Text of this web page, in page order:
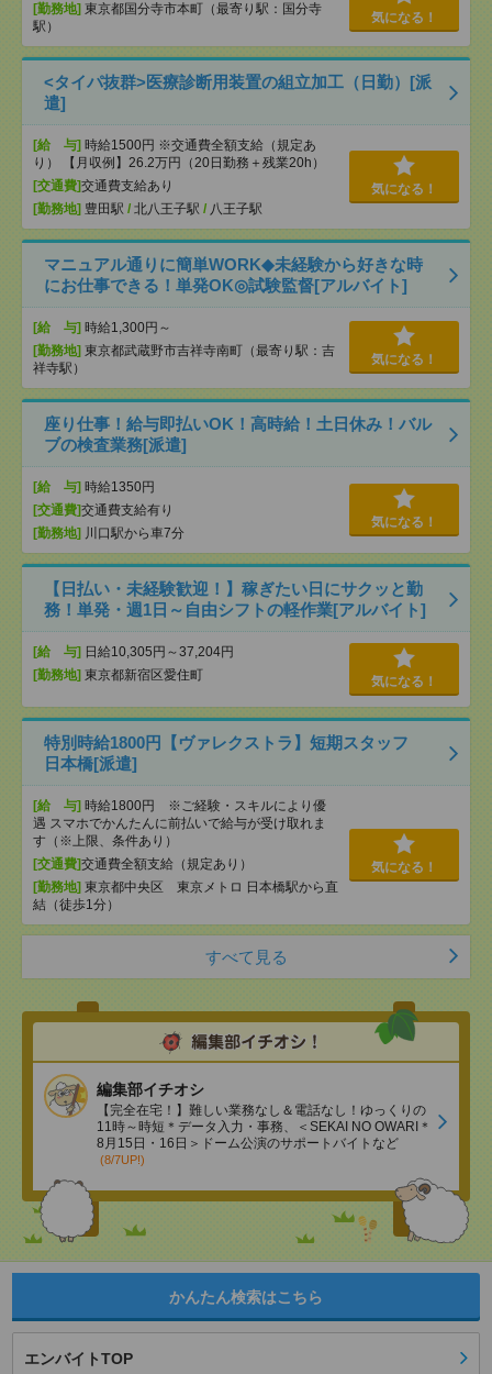
[勤務地] 東京都国分寺市本町（最寄り駅：国分寺
駅）
気になる！
<タイパ抜群>医療診断用装置の組立加工（日勤）[派
遣]
[給 与] 時給1500円 ※交通費全額支給（規定あ
り） 【月収例】26.2万円（20日勤務＋残業20h）
[交通費]交通費支給あり
[勤務地] 豊田駅 / 北八王子駅 / 八王子駅
気になる！
マニュアル通りに簡単WORK◆未経験から好きな時
にお仕事できる！単発OK◎試験監督[アルバイト]
[給 与] 時給1,300円～
[勤務地] 東京都武蔵野市吉祥寺南町（最寄り駅：吉
祥寺駅）
気になる！
座り仕事！給与即払いOK！高時給！土日休み！バル
ブの検査業務[派遣]
[給 与] 時給1350円
[交通費]交通費支給有り
[勤務地] 川口駅から車7分
気になる！
【日払い・未経験歓迎！】稼ぎたい日にサクッと勤
務！単発・週1日～自由シフトの軽作業[アルバイト]
[給 与] 日給10,305円～37,204円
[勤務地] 東京都新宿区愛住町 気になる！
特別時給1800円【ヴァレクストラ】短期スタッフ
日本橋[派遣]
[給 与] 時給1800円 ※ご経験・スキルにより優
遇 スマホでかんたんに前払いで給与が受け取れま
す（※上限、条件あり）
[交通費]交通費全額支給（規定あり）
[勤務地] 東京都中央区 東京メトロ 日本橋駅から直
結（徒歩1分）
気になる！
すべて見る
編集部イチオシ
【完全在宅！】難しい業務なし＆電話なし！ゆっくりの
11時～時短＊データ入力・事務、＜SEKAI NO OWARI＊
8月15日・16日＞ドーム公演のサポートバイトなど
(8/7UP!)
かんたん検索はこちら
エンバイトTOP